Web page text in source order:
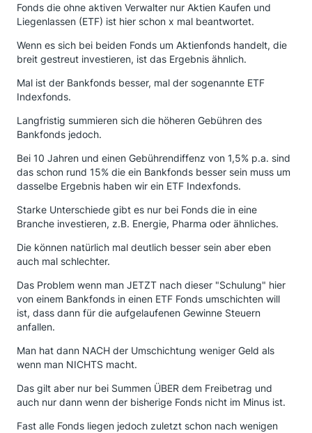
Fonds die ohne aktiven Verwalter nur Aktien Kaufen und
Liegenlassen (ETF) ist hier schon x mal beantwortet.
Wenn es sich bei beiden Fonds um Aktienfonds handelt, die
breit gestreut investieren, ist das Ergebnis ähnlich.
Mal ist der Bankfonds besser, mal der sogenannte ETF
Indexfonds.
Langfristig summieren sich die höheren Gebühren des
Bankfonds jedoch.
Bei 10 Jahren und einen Gebührendiffenz von 1,5% p.a. sind
das schon rund 15% die ein Bankfonds besser sein muss um
dasselbe Ergebnis haben wir ein ETF Indexfonds.
Starke Unterschiede gibt es nur bei Fonds die in eine
Branche investieren, z.B. Energie, Pharma oder ähnliches.
Die können natürlich mal deutlich besser sein aber eben
auch mal schlechter.
Das Problem wenn man JETZT nach dieser "Schulung" hier
von einem Bankfonds in einen ETF Fonds umschichten will
ist, dass dann für die aufgelaufenen Gewinne Steuern
anfallen.
Man hat dann NACH der Umschichtung weniger Geld als
wenn man NICHTS macht.
Das gilt aber nur bei Summen ÜBER dem Freibetrag und
auch nur dann wenn der bisherige Fonds nicht im Minus ist.
Fast alle Fonds liegen jedoch zuletzt schon nach wenigen